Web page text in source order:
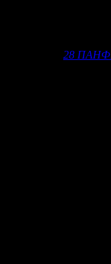
на выходных.
уикенда увеличил
28